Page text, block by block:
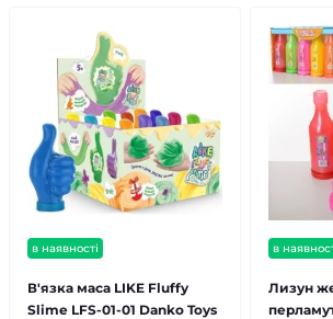
в наявності
В'язка маса LIKE Fluffy
Slime LFS-01-01 Danko Toys
в
Лизун